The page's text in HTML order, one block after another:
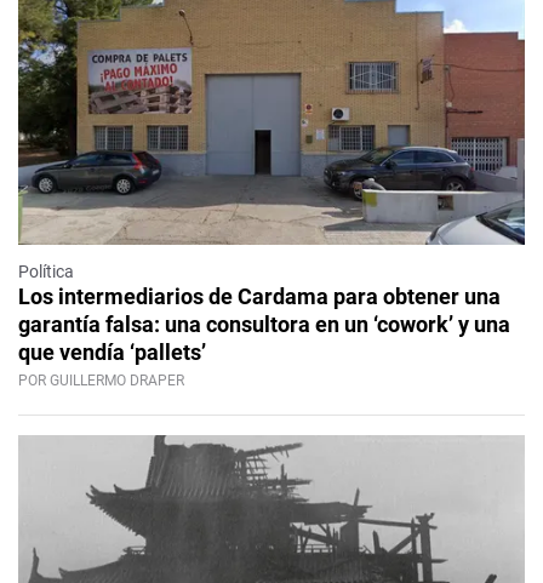
Política
Los intermediarios de Cardama para obtener una
garantía falsa: una consultora en un ‘cowork’ y una
que vendía ‘pallets’
POR GUILLERMO DRAPER